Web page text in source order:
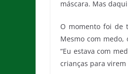
máscara. Mas
O momento foi de
Mesmo com
“Eu estava com
crianças para virem